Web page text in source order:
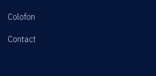
Colofon
Contact